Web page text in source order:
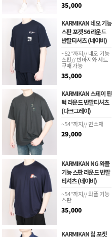
35,000
KARMIKAN 네오 기능
스판 포켓 56 라운드
반팔티셔츠 (네이비)
~52"까지// 네오 기능
스판// 반바지와 세트
구매 가능
35,000
KARMIKAN 스테이 핀
턱 라운드 반팔티셔츠
(다크그레이)
~54"까지// 면소재
29,000
KARMIKAN NG 와플
기능 스판 라운드 반팔
티셔츠 (네이비)
~54"까지// 와플 기능
스판
35,000
KARMIKAN 립 포켓